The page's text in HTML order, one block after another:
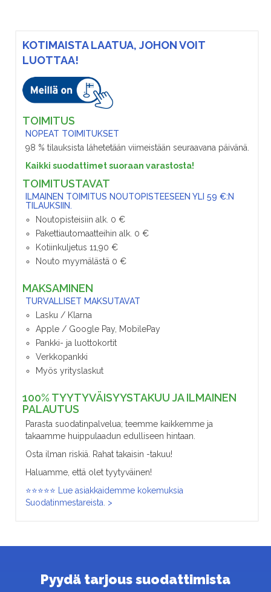
KOTIMAISTA LAATUA, JOHON VOIT
LUOTTAA!
TOIMITUS
NOPEAT TOIMITUKSET
98 % tilauksista lähetetään viimeistään seuraavana päivänä.
Kaikki suodattimet suoraan varastosta!
TOIMITUSTAVAT
ILMAINEN TOIMITUS NOUTOPISTEESEEN YLI 59 €:N
TILAUKSIIN.
Noutopisteisiin alk. 0 €
Pakettiautomaatteihin alk. 0 €
Kotiinkuljetus 11,90 €
Nouto myymälästä 0 €
MAKSAMINEN
TURVALLISET MAKSUTAVAT
Lasku / Klarna
Apple / Google Pay, MobilePay
Pankki- ja luottokortit
Verkkopankki
Myös yrityslaskut
100% TYYTYVÄISYYSTAKUU JA ILMAINEN
PALAUTUS
Parasta suodatinpalvelua; teemme kaikkemme ja
takaamme huippulaadun edulliseen hintaan.
Osta ilman riskiä. Rahat takaisin -takuu!
Haluamme, että olet tyytyväinen!
⭐⭐⭐⭐⭐ Lue asiakkaidemme kokemuksia
Suodatinmestareista. >
Pyydä tarjous suodattimista